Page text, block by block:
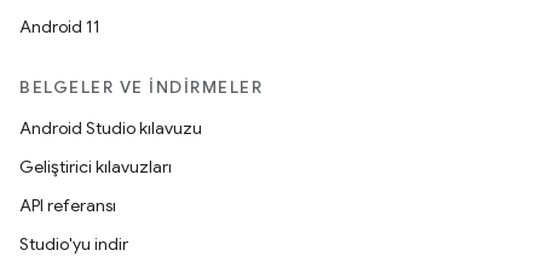
Android 11
BELGELER VE İNDIRMELER
Android Studio kılavuzu
Geliştirici kılavuzları
API referansı
Studio'yu indir